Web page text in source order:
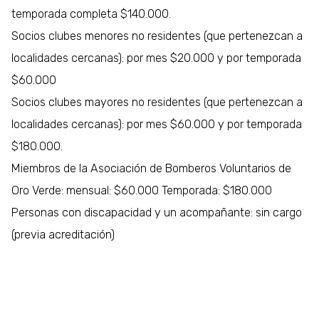
temporada completa $140.000.
Socios clubes menores no residentes (que pertenezcan a
localidades cercanas): por mes $20.000 y por temporada
$60.000
Socios clubes mayores no residentes (que pertenezcan a
localidades cercanas): por mes $60.000 y por temporada
$180.000.
Miembros de la Asociación de Bomberos Voluntarios de
Oro Verde: mensual: $60.000 Temporada: $180.000
Personas con discapacidad y un acompañante: sin cargo
(previa acreditación)